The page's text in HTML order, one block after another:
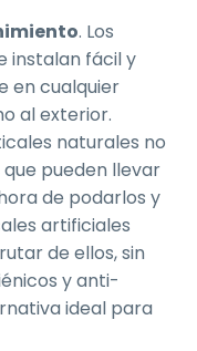
. Los
instalan fácil y
en cualquier
al exterior.
naturales no
pueden llevar
de podarlos y
artificiales
de ellos, sin
y anti-
ideal para